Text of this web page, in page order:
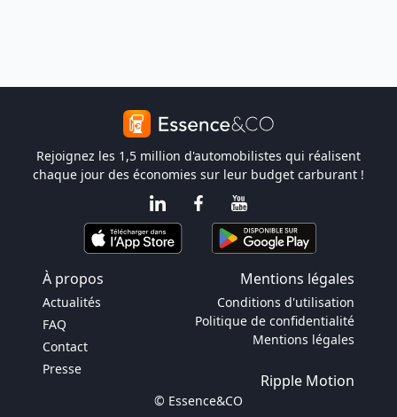
Rejoignez les 1,5 million d'automobilistes qui réalisent
chaque jour des économies sur leur budget carburant !
À propos Mentions légales
Actualités
FAQ
Contact
Presse
Conditions d'utilisation
Politique de confidentialité
Mentions légales
Ripple Motion
© Essence&CO